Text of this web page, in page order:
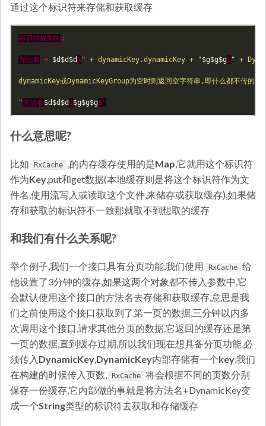
通过这个标识符来存储和获取缓存
标识符规则为 :
方法名 + $d$d$d $" + dynamicKey.dynamicKey + "$g$g$g$" +
dynamicKey或DynamicKeyGroup为空时则返回空字符串,即什么都不传的标
"方法名 $d$d$d $$g$g$g$"
什么意思呢?
比如 RxCache ,的内存缓存使用的是Map,它就用这个标识符
作为Key,put和get数据(本地缓存则是将这个标识符作为文
件名,使用流写入或读取这个文件,来储存或获取缓存),如果储
存和获取的标识符不一致那就取不到想取的缓存
和我们有什么关系呢?
举个例子,我们一个接口具有分页功能,我们使用 RxCache 给
他设置了3分钟的缓存,如果这两个对象都不传入参数中,它
会默认使用这个接口的方法名去存储和获取缓存,意思是我
们之前使用这个接口获取到了第一页的数据,三分钟以内多
次调用这个接口,请求其他分页的数据,它返回的缓存还是第
一页的数据,直到缓存过期,所以我们现在想具备分页功能,必
须传入 DynamicKey DynamicKey内部存储有一个key,我们
在构建的时候传入页数,
RxCache 将会根据不同的页数分别
保存一份缓存,它内部做的事就是将方法名+DynamicKey变
成一个String类型的标识符去获取和存储缓存